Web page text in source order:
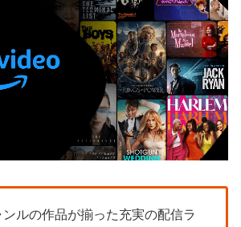
ルの作品が揃った充実の配信ラ